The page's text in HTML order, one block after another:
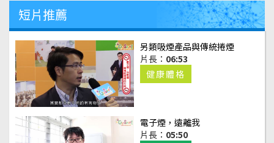
短片推薦
另類吸煙產品與傳統捲煙
片長： 06:53
健康體格
電子煙，遠離我
片長： 05:50